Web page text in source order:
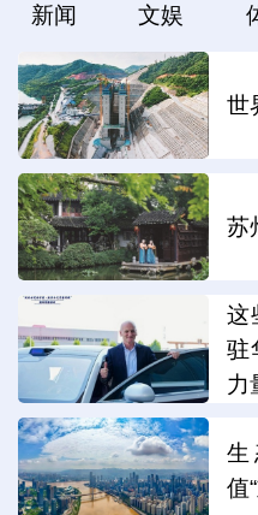
新闻 文娱
世
苏
这
驻
力
值